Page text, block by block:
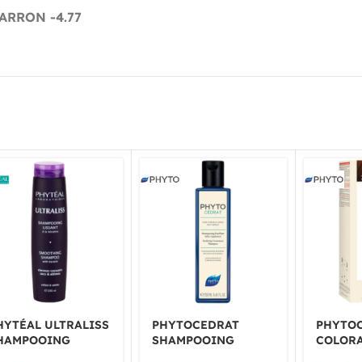
-4.77
ULTRALISS
PHYTOCEDRAT
SHAMPOOING